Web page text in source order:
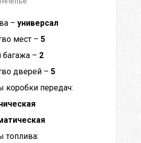
– универсал
мест – 5
багажа – 2
дверей – 5
коробки передач:
топлива: